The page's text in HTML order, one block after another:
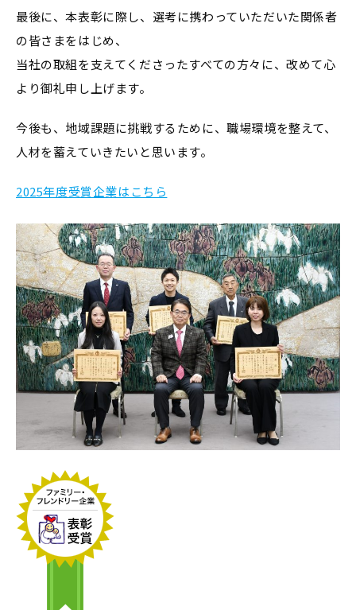
最後に、本表彰に際し、選考に携わっていただいた関係者
の皆さまをはじめ、
当社の取組を支えてくださったすべての方々に、改めて心
より御礼申し上げます。
今後も、地域課題に挑戦するために、職場環境を整えて、
人材を蓄えていきたいと思います。
2025年度受賞企業はこちら